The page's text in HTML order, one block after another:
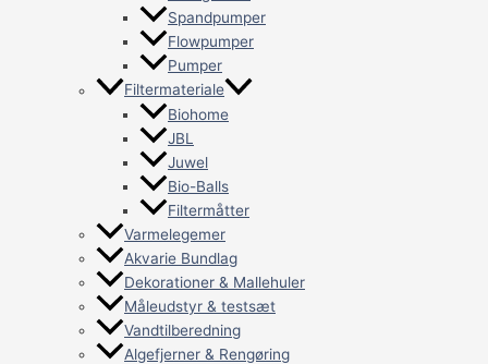
Spandpumper
Flowpumper
Pumper
Filtermateriale
Biohome
JBL
Juwel
Bio-Balls
Filtermåtter
Varmelegemer
Akvarie Bundlag
Dekorationer & Mallehuler
Måleudstyr & testsæt
Vandtilberedning
Algefjerner & Rengøring